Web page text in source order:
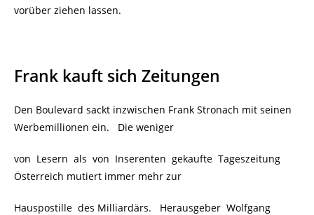
vorüber ziehen lassen.
Frank kauft sich Zeitungen
Den Boulevard sackt inzwischen Frank Stronach mit seinen
Werbemillionen ein. Die weniger
von Lesern als von Inserenten gekaufte Tageszeitung
Österreich mutiert immer mehr zur
Hauspostille des Milliardärs. Herausgeber Wolfgang